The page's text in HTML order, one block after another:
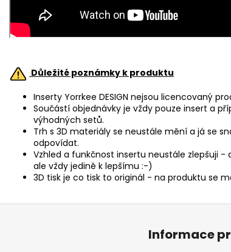
Důležité poznámky k produktu
Inserty Yorrkee DESIGN nejsou licencovaný
Součástí objednávky je vždy pouze insert a
výhodných setů.
Trh s 3D materiály se neustále mění a já se
odpovídat.
Vzhled a funkčnost insertu neustále zlepšuji
ale vždy jedině k lepšímu :-)
3D tisk je co tisk to originál - na produktu se
Informace